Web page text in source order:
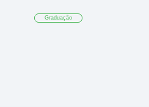
Graduação